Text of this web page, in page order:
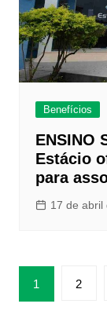
Benefícios
ENSINO
Estácio
para
17 de abril
de
1 2